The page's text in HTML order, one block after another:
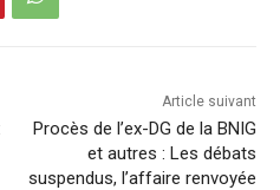
Article suivant
Procès de l’ex-DG de la BNIG
et autres : Les débats
suspendus, l’affaire renvoyée